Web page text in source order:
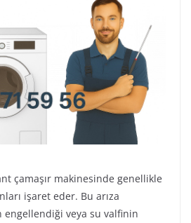
çamaşır makinesinde genellikle
işaret eder. Bu arıza
veya su valfinin